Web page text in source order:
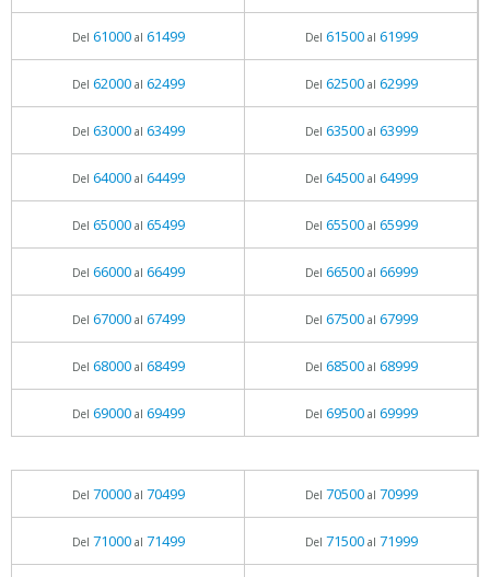
Del 61000al 61499 Del 61500al 61999
Del 62000al 62499 Del 62500al 62999
Del 63000al 63499 Del 63500al 63999
Del 64000al 64499 Del 64500al 64999
Del 65000al 65499 Del 65500al 65999
Del 66000al 66499 Del 66500al 66999
Del 67000al 67499 Del 67500al 67999
Del 68000al 68499 Del 68500al 68999
Del 69000al 69499 Del 69500al 69999
Del 70000al 70499 Del 70500al 70999
Del 71000al 71499 Del 71500al 71999